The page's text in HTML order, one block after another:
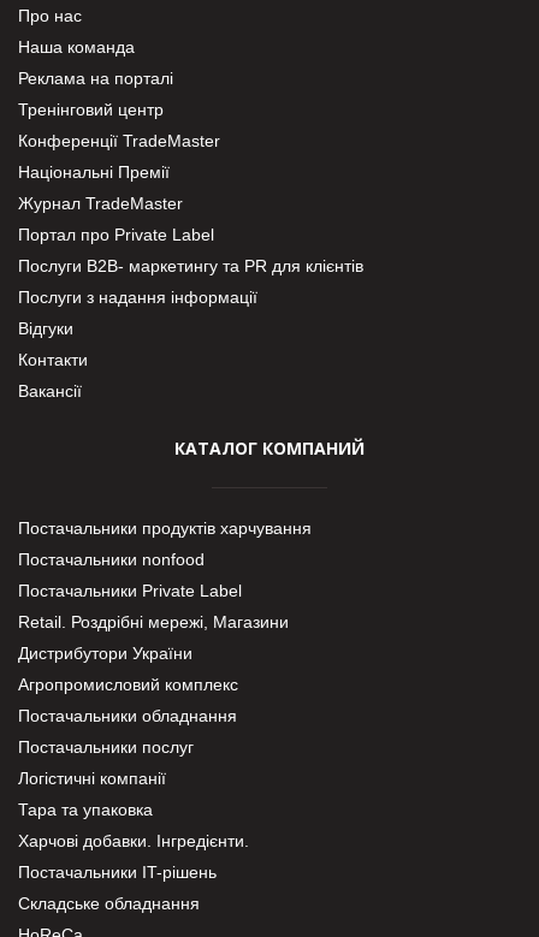
Про нас
Наша команда
Реклама на порталі
Тренінговий центр
Конференції TradeMaster
Національні Премії
Журнал TradeMaster
Портал про Private Label
Послуги В2В- маркетингу та PR для клієнтів
Послуги з надання інформації
Відгуки
Контакти
Вакансії
КАТАЛОГ КОМПАНИЙ
Постачальники продуктів харчування
Постачальники nonfood
Постачальники Private Label
Retail. Роздрібні мережі, Магазини
Дистрибутори України
Агропромисловий комплекс
Постачальники обладнання
Постачальники послуг
Логістичні компанії
Тара та упаковка
Харчові добавки. Інгредієнти.
Постачальники IT-рішень
Складське обладнання